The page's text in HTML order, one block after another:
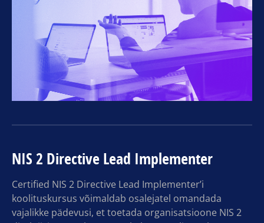
NIS 2 Directive Lead Implementer
Certified NIS 2 Directive Lead Implementer’i
koolituskursus võimaldab osalejatel omandada
vajalikke pädevusi, et toetada organisatsioone NIS 2